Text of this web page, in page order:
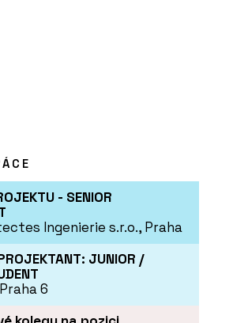
Xila od značky Boffi -
- SENIOR
Ingenierie s.r.o., Praha
JUNIOR /
6